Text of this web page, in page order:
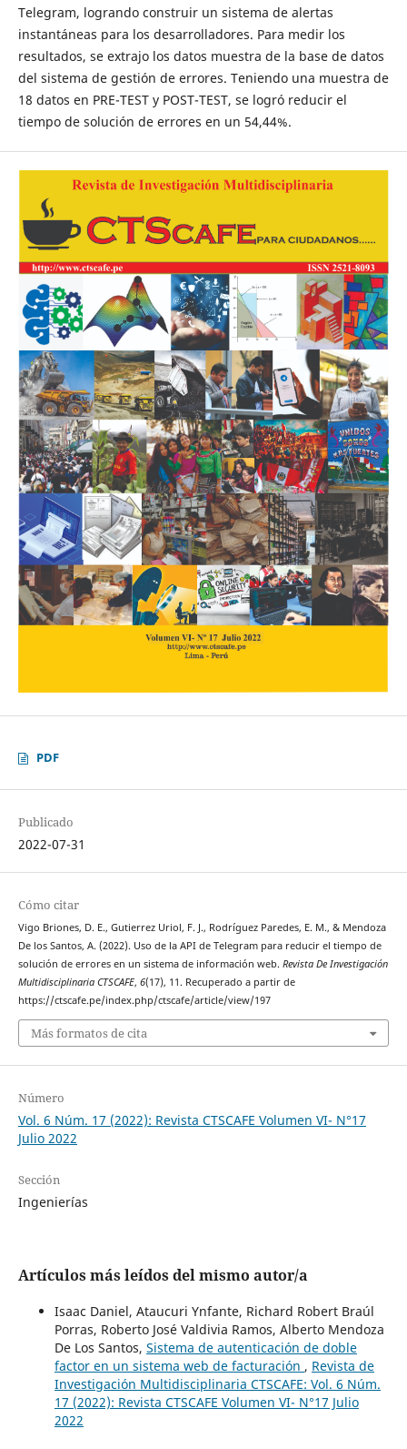
Telegram, logrando construir un sistema de alertas
instantáneas para los desarrolladores. Para medir los
resultados, se extrajo los datos muestra de la base de datos
del sistema de gestión de errores. Teniendo una muestra de
18 datos en PRE-TEST y POST-TEST, se logró reducir el
tiempo de solución de errores en un 54,44%.
PDF
Publicado
2022-07-31
Cómo citar
Vigo Briones, D. E., Gutierrez Uriol, F. J., Rodríguez Paredes, E. M., & Mendoza
De los Santos, A. (2022). Uso de la API de Telegram para reducir el tiempo de
solución de errores en un sistema de información web. Revista De Investigación
Multidisciplinaria CTSCAFE, 6(17), 11. Recuperado a partir de
https://ctscafe.pe/index.php/ctscafe/article/view/197
Más formatos de cita
Número
Vol. 6 Núm. 17 (2022): Revista CTSCAFE Volumen VI- N°17
Julio 2022
Sección
Ingenierías
Artículos más leídos del mismo autor/a
Isaac Daniel, Ataucuri Ynfante, Richard Robert Braúl
Porras, Roberto José Valdivia Ramos, Alberto Mendoza
De Los Santos, Sistema de autenticación de doble
factor en un sistema web de facturación , Revista de
Investigación Multidisciplinaria CTSCAFE: Vol. 6 Núm.
17 (2022): Revista CTSCAFE Volumen VI- N°17 Julio
2022